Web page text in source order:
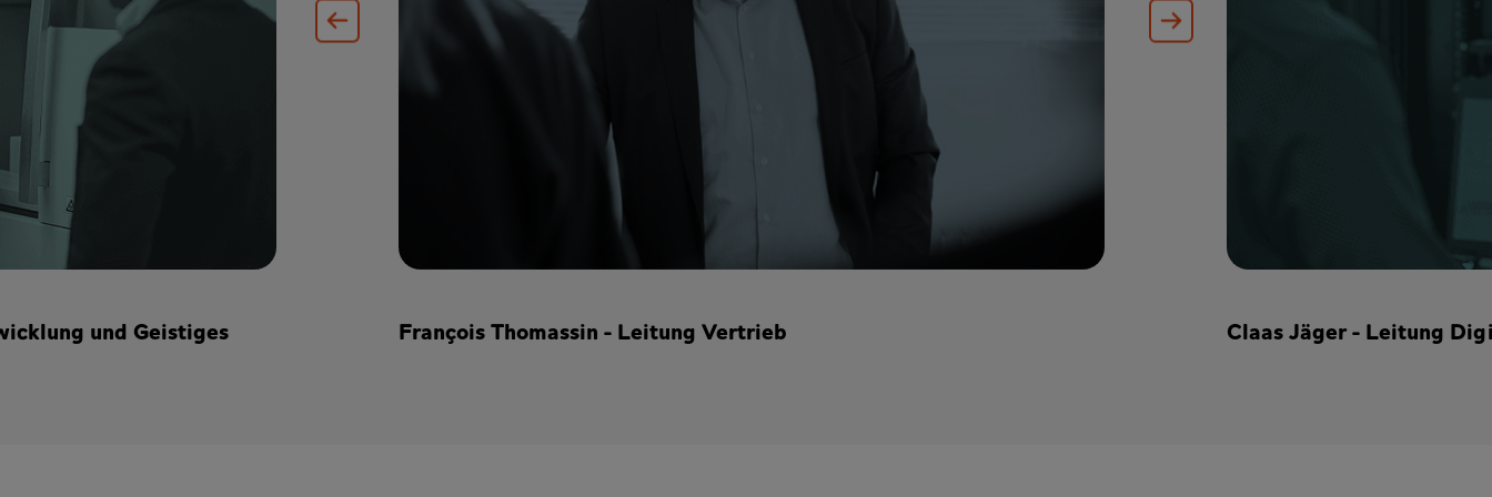
und Geistiges François Thomassin - Leitung Vertrieb Claas Jäger - Leitung